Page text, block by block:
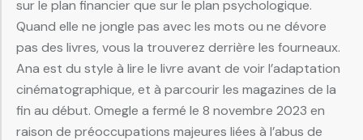
sur le plan financier que sur le plan psychologique.
Quand elle ne jongle pas avec les mots ou ne dévore
pas des livres, vous la trouverez derrière les fourneaux.
Ana est du style à lire le livre avant de voir l’adaptation
cinématographique, et à parcourir les magazines de la
fin au début. Omegle a fermé le 8 novembre 2023 en
raison de préoccupations majeures liées à l’abus de